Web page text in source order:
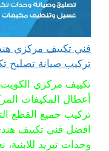
تركيب صيانة تصليح
تكييف مركزي
أعطال المكيفات
تركيب جميع القطع
افضل فني تكييف
وحدات تبريد